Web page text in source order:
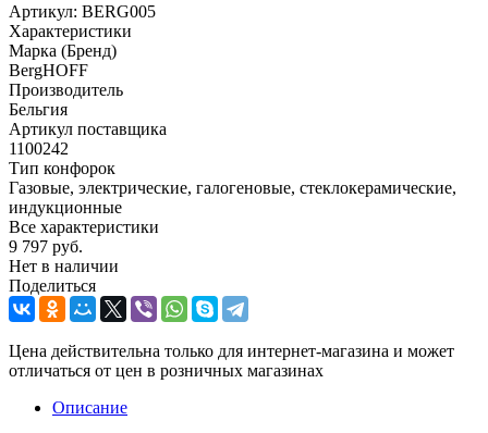
Артикул: BERG005
Характеристики
Марка (Бренд)
BergHOFF
Производитель
Бельгия
Артикул поставщика
1100242
Тип конфорок
Газовые, электрические, галогеновые, стеклокерамические,
индукционные
Все характеристики
9 797 руб.
Нет в наличии
Поделиться
Цена действительна только для интернет-магазина и может
отличаться от цен в розничных магазинах
Описание